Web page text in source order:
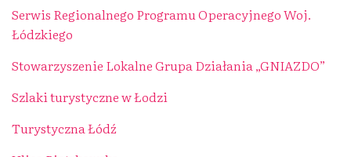
Serwis Regionalnego Programu Operacyjnego Woj.
Łódzkiego
Stowarzyszenie Lokalne Grupa Działania „GNIAZDO”
Szlaki turystyczne w Łodzi
Turystyczna Łódź